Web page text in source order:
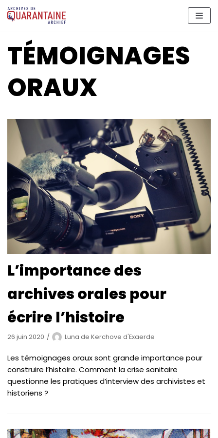
Aller
au
TÉMOIGNAGES
ORAUX
L’importance des
archives orales pour
écrire l’histoire
26 juin 2020 Luna de Kerchove d'Exaerde
Les témoignages oraux sont grande importance pour
construire l’histoire. Comment la crise sanitaire
questionne les pratiques d’interview des archivistes et
historiens ?